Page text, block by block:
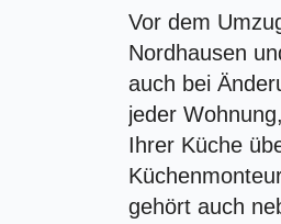
Vor dem
Nordhausen
auch bei
jeder
Ihrer Küche
gehört auch